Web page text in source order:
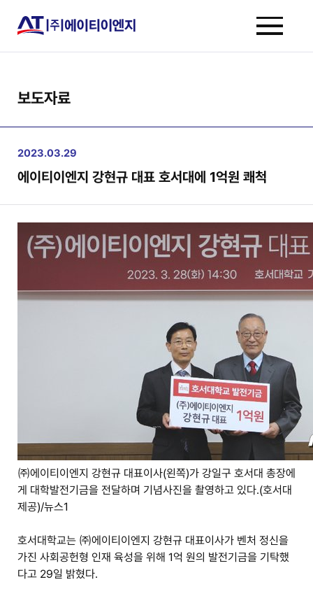
보도자료
2023.03.29
에이티이엔지 강현규 대표 호서대에 1억원 쾌척
㈜에이티이엔지 강현규 대표이사(왼쪽)가 강일구 호서대 총장에
게 대학발전기금을 전달하며 기념사진을 촬영하고 있다.(호서대
제공)/뉴스1
호서대학교는 ㈜에이티이엔지 강현규 대표이사가 벤처 정신을
가진 사회공헌형 인재 육성을 위해 1억 원의 발전기금을 기탁했
다고 29일 밝혔다.